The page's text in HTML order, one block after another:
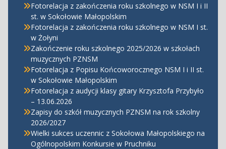
Fotorelacja z zakończenia roku szkolnego w NSM I i II
st. w Sokołowie Małopolskim
Fotorelacja z zakończenia roku szkolnego w NSM I st.
w Żołyni
Zakończenie roku szkolnego 2025/2026 w szkołach
muzycznych PZNSM
Fotorelacja z Popisu Końcoworocznego NSM I i II st.
w Sokołowie Małopolskim
Fotorelacja z audycji klasy gitary Krzysztofa Przybyło
– 13.06.2026
Zapisy do szkół muzycznych PZNSM na rok szkolny
2026/2027
Wielki sukces uczennic z Sokołowa Małopolskiego na
Ogólnopolskim Konkursie w Pruchniku